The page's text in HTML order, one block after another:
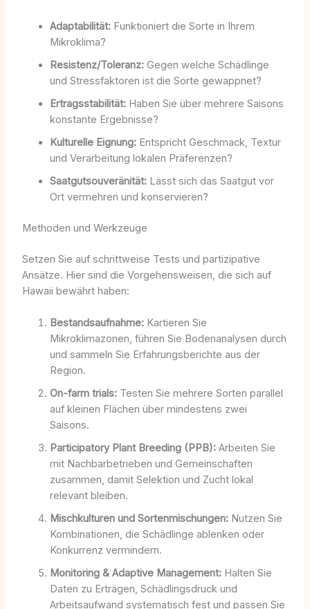
Adaptabilität:Funktioniert die Sorte in Ihrem
Mikroklima?
Resistenz/Toleranz:Gegen welche Schädlinge
und Stressfaktoren ist die Sorte gewappnet?
Ertragsstabilität:Haben Sie über mehrere Saisons
konstante Ergebnisse?
Kulturelle Eignung:Entspricht Geschmack, Textur
und Verarbeitung lokalen Präferenzen?
Saatgutsouveränität:Lässt sich das Saatgut vor
Ort vermehren und konservieren?
Methoden und Werkzeuge
Setzen Sie auf schrittweise Tests und partizipative
Ansätze. Hier sind die Vorgehensweisen, die sich auf
Hawaii bewährt haben:
Bestandsaufnahme:Kartieren Sie
Mikroklimazonen, führen Sie Bodenanalysen durch
und sammeln Sie Erfahrungsberichte aus der
Region.
On-farm trials:Testen Sie mehrere Sorten parallel
auf kleinen Flächen über mindestens zwei
Saisons.
Participatory Plant Breeding (PPB):Arbeiten Sie
mit Nachbarbetrieben und Gemeinschaften
zusammen, damit Selektion und Zucht lokal
relevant bleiben.
Mischkulturen und Sortenmischungen:Nutzen Sie
Kombinationen, die Schädlinge ablenken oder
Konkurrenz vermindern.
Monitoring & Adaptive Management:Halten Sie
Daten zu Erträgen, Schädlingsdruck und
Arbeitsaufwand systematisch fest und passen Sie